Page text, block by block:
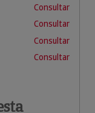
Consultar
Consultar
Consultar
Consultar